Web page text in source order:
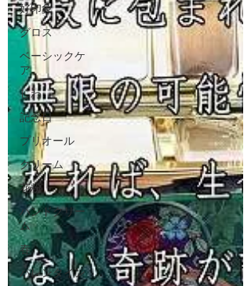
好印象
グロス
ベーシックケ
ア
しわ
記念日
プリオール
クリーム
花粉
ハンドクリー
ム
春
バレンタイン